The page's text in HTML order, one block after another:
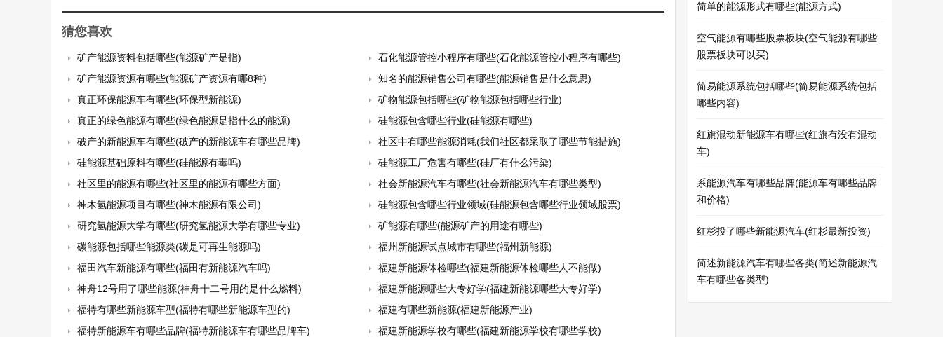
猜您喜欢
矿产能源资料包括哪些(能源矿产是指)
石化能源管控小程序有哪些(石化能源管控小程序有哪些)
矿产能源资源有哪些(能源矿产资源有哪8种)
知名的能源销售公司有哪些(能源销售是什么意思)
真正环保能源车有哪些(环保型新能源)
矿物能源包括哪些(矿物能源包括哪些行业)
真正的绿色能源有哪些(绿色能源是指什么的能源)
硅能源包含哪些行业(硅能源有哪些)
破产的新能源车有哪些(破产的新能源车有哪些品牌)
社区中有哪些能源消耗(我们社区都采取了哪些节能措施)
硅能源基础原料有哪些(硅能源有毒吗)
硅能源工厂危害有哪些(硅厂有什么污染)
社区里的能源有哪些(社区里的能源有哪些方面)
社会新能源汽车有哪些(社会新能源汽车有哪些类型)
神木氢能源项目有哪些(神木能源有限公司)
硅能源包含哪些行业领域(硅能源包含哪些行业领域股票)
研究氢能源大学有哪些(研究氢能源大学有哪些专业)
矿能源有哪些(能源矿产的用途有哪些)
碳能源包括哪些能源类(碳是可再生能源吗)
福州新能源试点城市有哪些(福州新能源)
福田汽车新能源有哪些(福田有新能源汽车吗)
福建新能源体检哪些(福建新能源体检哪些人不能做)
神舟12号用了哪些能源(神舟十二号用的是什么燃料)
福建新能源哪些大专好学(福建新能源哪些大专好学)
福特有哪些新能源车型(福特有哪些新能源车型的)
福建有哪些新能源(福建新能源产业)
福特新能源车有哪些品牌(福特新能源车有哪些品牌车)
福建新能源学校有哪些(福建新能源学校有哪些学校)
简单的能源形式有哪些(能源方式)
空气能源有哪些股票板块(空气能源有哪些
股票板块可以买)
简易能源系统包括哪些(简易能源系统包括
哪些内容)
红旗混动新能源车有哪些(红旗有没有混动
车)
系能源汽车有哪些品牌(能源车有哪些品牌
和价格)
红杉投了哪些新能源汽车(红杉最新投资)
简述新能源汽车有哪些各类(简述新能源汽
车有哪些各类型)